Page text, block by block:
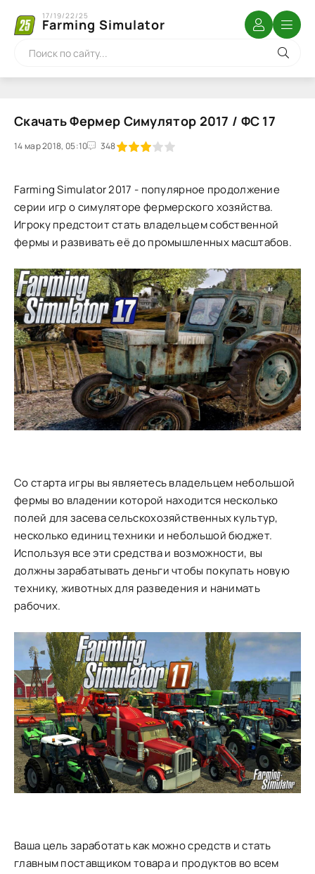
Farming Simulator
17/19/22/25
Скачать Фермер Симулятор 2017 / ФС 17
14 мар 2018, 05:10 348
1 2 3 4 5
Farming Simulator 2017 - популярное продолжение
серии игр о симуляторе фермерского хозяйства.
Игроку предстоит стать владельцем собственной
фермы и развивать её до промышленных масштабов.
Со старта игры вы являетесь владельцем небольшой
фермы во владении которой находится несколько
полей для засева сельскохозяйственных культур,
несколько единиц техники и небольшой бюджет.
Используя все эти средства и возможности, вы
должны зарабатывать деньги чтобы покупать новую
технику, животных для разведения и нанимать
рабочих.
Ваша цель заработать как можно средств и стать
главным поставщиком товара и продуктов во всем